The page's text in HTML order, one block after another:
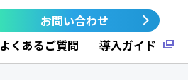
よくあるご質問 導入ガイド
お問い合わせ